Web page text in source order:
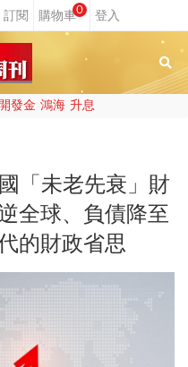
0
開發金 鴻海 升息
「未老先衰」財
全球、負債降至
的財政省思